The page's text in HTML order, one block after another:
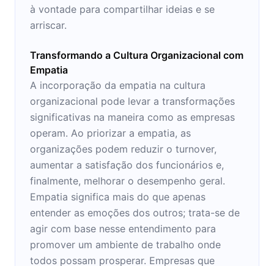
à vontade para compartilhar ideias e se
arriscar.
Transformando a Cultura Organizacional com
Empatia
A incorporação da empatia na cultura
organizacional pode levar a transformações
significativas na maneira como as empresas
operam. Ao priorizar a empatia, as
organizações podem reduzir o turnover,
aumentar a satisfação dos funcionários e,
finalmente, melhorar o desempenho geral.
Empatia significa mais do que apenas
entender as emoções dos outros; trata-se de
agir com base nesse entendimento para
promover um ambiente de trabalho onde
todos possam prosperar. Empresas que